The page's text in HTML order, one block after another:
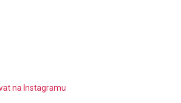
na Instagramu